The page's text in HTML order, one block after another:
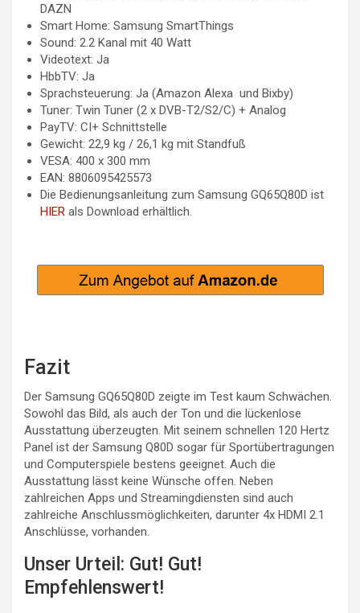
DAZN
Smart Home: Samsung SmartThings
Sound: 2.2 Kanal mit 40 Watt
Videotext: Ja
HbbTV: Ja
Sprachsteuerung: Ja (Amazon Alexa und Bixby)
Tuner: Twin Tuner (2 x DVB-T2/S2/C) + Analog
PayTV: CI+ Schnittstelle
Gewicht: 22,9 kg / 26,1 kg mit Standfuß
VESA: 400 x 300 mm
EAN: 8806095425573
Die Bedienungsanleitung zum Samsung GQ65Q80D ist
HIER als Download erhältlich.
Fazit
Der Samsung GQ65Q80D zeigte im Test kaum Schwächen.
Sowohl das Bild, als auch der Ton und die lückenlose
Ausstattung überzeugten. Mit seinem schnellen 120 Hertz
Panel ist der Samsung Q80D sogar für Sportübertragungen
und Computerspiele bestens geeignet. Auch die
Ausstattung lässt keine Wünsche offen. Neben
zahlreichen Apps und Streamingdiensten sind auch
zahlreiche Anschlussmöglichkeiten, darunter 4x HDMI 2.1
Anschlüsse, vorhanden.
Unser Urteil: Gut! Gut!
Empfehlenswert!